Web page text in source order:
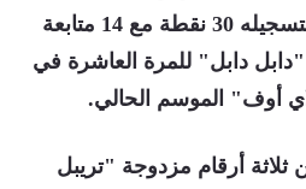
انتصارات ووريرز وذلك بتسجيله 30 نقطة مع 14 متابعة
دابل" للمرة العاشرة في
ثلاثة أرقام مزدوجة "تريبل